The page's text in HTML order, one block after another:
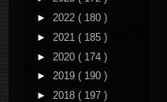
► 2022 ( 180 )
► 2021 ( 185 )
► 2020 ( 174 )
► 2019 ( 190 )
► 2018 ( 197 )